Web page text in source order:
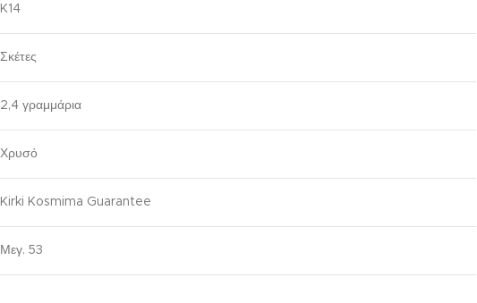
K14
Σκέτες
2,4 γραμμάρια
Χρυσό
Kirki Kosmima Guarantee
Μεγ. 53